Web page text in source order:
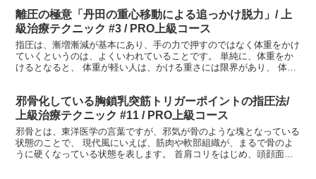
離圧の極意「丹田の重心移動による追っかけ脱力」/ 上
級治療テクニック #3 / PRO上級コース
指圧は、漸増漸減が基本にあり、手の力で押すのではなく体重をかけ
ていくというのは、よくいわれていることです。 単純に、体重をか
けるとなると、 体重が軽い人は、かける重さには限界があり、 体重
邪骨化している胸鎖乳突筋トリガーポイントの指圧法/
上級治療テクニック #11 / PRO上級コース
邪骨とは、東洋医学の言葉ですが、邪気が骨のような塊となっている
状態のことで、 現代風にいえば、筋肉や軟部組織が、まるで骨のよ
うに硬くなっている状態を表します。 首肩コリをはじめ、頭顔面部